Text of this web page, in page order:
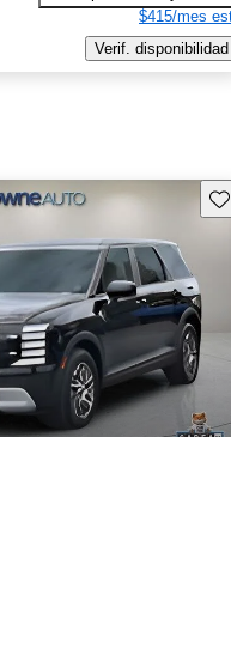
$415/mes
Verif. disponibilidad